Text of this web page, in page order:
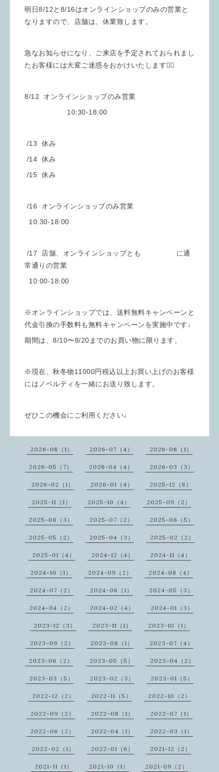
明日8/12と8/16はオンラインショップのみの営業と
なりますので、店舗は、休業致します。
急なお知らせになり、ご来店を予定されておられまし
たお客様には大変ご迷惑をおかけいたします🙇‍♀️
8/12 オンラインショップのみ営業
10:30-18:00
/13 休み
/14 休み
/15 休み
/16 オンラインショップのみ営業
10:30-18:00
/17 店舗、オンラインショップとも に通
常通りの営業
10:00-18:00
※オンラインショップでは、送料無料キャンペーンと
代金引換の手数料も無料キャンペーンを実施中です♩
期間は、8/10〜8/20までのお買い物に限ります。
※現在、秋冬物11000円税込以上お買い上げのお客様
にはノベルティを一緒にお送り致します。
ぜひこの機会にご利用ください♩
2026-08（1） 2026-07（4） 2026-06（1）
2026-05（7） 2026-04（4） 2026-03（3）
2026-02（1） 2026-01（4） 2025-12（8）
2025-11（1） 2025-10（4） 2025-09（2）
2025-08（3） 2025-07（2） 2025-06（5）
2025-05（2） 2025-04（3） 2025-02（2）
2025-01（4） 2024-12（4） 2024-11（4）
2024-10（1） 2024-09（2） 2024-08（4）
2024-07（2） 2024-06（1） 2024-05（3）
2024-04（2） 2024-02（4） 2024-01（3）
2023-12（3） 2023-11（1） 2023-10（1）
2023-09（2） 2023-08（1） 2023-07（4）
2023-06（2） 2023-05（5） 2023-04（2）
2023-03（5） 2023-02（3） 2023-01（5）
2022-12（2） 2022-11（5） 2022-10（2）
2022-09（2） 2022-08（1） 2022-07（1）
2022-06（2） 2022-04（1） 2022-03（1）
2022-02（1） 2022-01（6） 2021-12（2）
2021-11（1） 2021-10（1） 2021-09（2）